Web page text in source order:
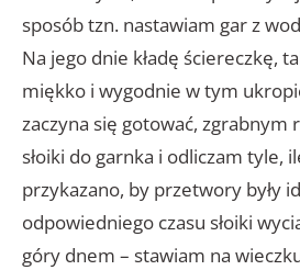
sposób tzn. nastawiam gar z
Na jego dnie kładę ściereczkę,
miękko i wygodnie w tym
zaczyna się gotować, zgrabnym
słoiki do garnka i odliczam tyle,
przykazano, by przetwory były
odpowiedniego czasu słoiki
góry dnem – stawiam na